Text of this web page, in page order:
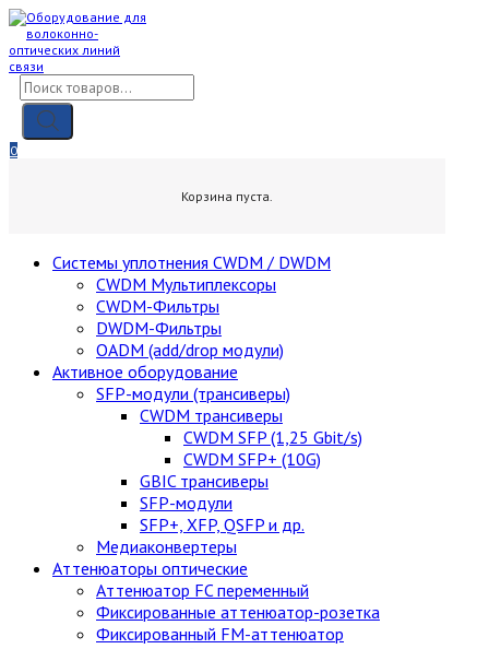
Skip
content
Поиск
товаров
0
Корзина пуста.
Cистемы уплотнения CWDM / DWDM
CWDM Мультиплексоры
CWDM-Фильтры
DWDM-Фильтры
OADM (add/drop модули)
Активное оборудование
SFP-модули (трансиверы)
CWDM трансиверы
CWDM SFP (1,25 Gbit/s)
CWDM SFP+ (10G)
GBIC трансиверы
SFP-модули
SFP+, XFP, QSFP и др.
Медиаконвертеры
Аттенюаторы оптические
Аттенюатор FC переменный
Фиксированные аттенюатор-розетка
Фиксированный FM-аттенюатор